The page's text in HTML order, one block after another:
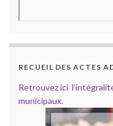
RECUEIL DES ACTES
Retrouvez ici
municipaux.